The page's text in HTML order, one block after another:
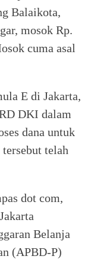
Balaikota,
mosok Rp.
cuma asal
E di Jakarta,
DKI dalam
dana untuk
telah
dot com,
Belanja
(APBD-P)